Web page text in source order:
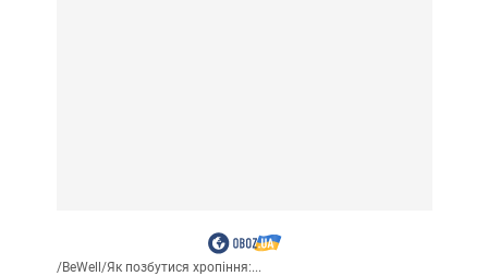
/BeWell/Як позбутися хропіння:...